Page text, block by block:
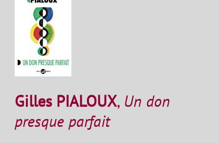
Gilles PIALOUX, Un don
presque parfait